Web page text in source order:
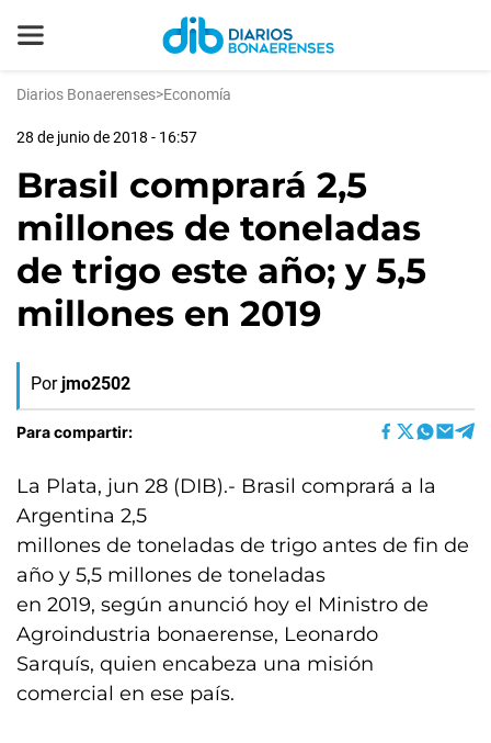
Diarios Bonaerenses>Economía
28 de junio de 2018 - 16:57
Brasil comprará 2,5
millones de toneladas
de trigo este año; y 5,5
millones en 2019
Por jmo2502
Para compartir:
La Plata, jun 28 (DIB).- Brasil comprará a la
Argentina 2,5
millones de toneladas de trigo antes de fin de
año y 5,5 millones de toneladas
en 2019, según anunció hoy el Ministro de
Agroindustria bonaerense, Leonardo
Sarquís, quien encabeza una misión
comercial en ese país.